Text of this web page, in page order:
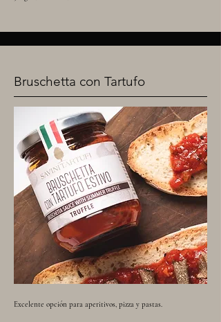
Bruschetta con Tartufo
Excelente opción para aperitivos, pizza y pastas.